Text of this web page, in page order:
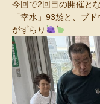
今回で2回目の開催と
「幸水」93袋と、ブ
がずらり